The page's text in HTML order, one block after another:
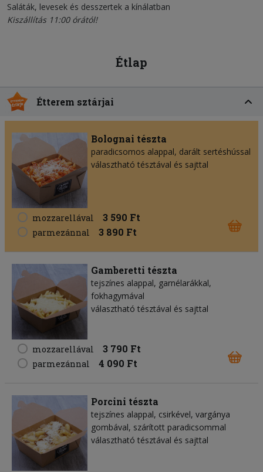
Saláták, levesek és desszertek a kínálatban
Kiszállítás 11:00 órától!
Étlap
Étterem sztárjai
Bolognai tészta
paradicsomos alappal, darált sertéshússal
választható tésztával és sajttal
mozzarellával 3 590 Ft
parmezánnal 3 890 Ft
Gamberetti tészta
tejszínes alappal, garnélarákkal,
fokhagymával
választható tésztával és sajttal
mozzarellával 3 790 Ft
parmezánnal 4 090 Ft
Porcini tészta
tejszínes alappal, csirkével, vargánya
gombával, szárított paradicsommal
választható tésztával és sajttal